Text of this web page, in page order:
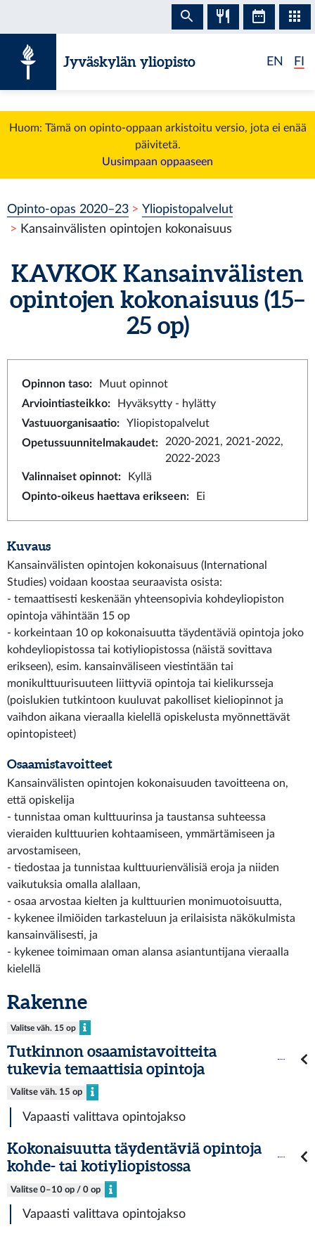
Jyväskylän yliopisto EN FI
Huom: Tämä on opinto-oppaan arkistoitu versio, jota ei enää
päivitetä.
Uusimpaan oppaaseen
Opinto-opas 2020–23
Yliopistopalvelut
Kansainvälisten opintojen kokonaisuus
KAVKOK Kansainvälisten
opintojen kokonaisuus (15–
25 op)
Opinnon taso:
Muut opinnot
Arviointiasteikko:
Hyväksytty - hylätty
Vastuuorganisaatio:
Yliopistopalvelut
Opetussuunnitelmakaudet:
2020-2021, 2021-2022,
2022-2023
Valinnaiset opinnot:
Kyllä
Opinto-oikeus haettava erikseen: Ei
Kuvaus
Kansainvälisten opintojen kokonaisuus (International
Studies) voidaan koostaa seuraavista osista:
- temaattisesti keskenään yhteensopivia kohdeyliopiston
opintoja vähintään 15 op
- korkeintaan 10 op kokonaisuutta täydentäviä opintoja joko
kohdeyliopistossa tai kotiyliopistossa (näistä sovittava
erikseen), esim. kansainväliseen viestintään tai
monikulttuurisuuteen liittyviä opintoja tai kielikursseja
(poislukien tutkintoon kuuluvat pakolliset kieliopinnot ja
vaihdon aikana vieraalla kielellä opiskelusta myönnettävät
opintopisteet)
Osaamistavoitteet
Kansainvälisten opintojen kokonaisuuden tavoitteena on,
että opiskelija
- tunnistaa oman kulttuurinsa ja taustansa suhteessa
vieraiden kulttuurien kohtaamiseen, ymmärtämiseen ja
arvostamiseen,
- tiedostaa ja tunnistaa kulttuurienvälisiä eroja ja niiden
vaikutuksia omalla alallaan,
- osaa arvostaa kielten ja kulttuurien monimuotoisuutta,
- kykenee ilmiöiden tarkasteluun ja erilaisista näkökulmista
kansainvälisesti, ja
- kykenee toimimaan oman alansa asiantuntijana vieraalla
kielellä
Rakenne
Valitse väh. 15 op
Tutkinnon osaamistavoitteita
tukevia temaattisia opintoja
Valitse väh. 15 op
Vapaasti valittava opintojakso
Kokonaisuutta täydentäviä opintoja
kohde- tai kotiyliopistossa
Valitse 0–10 op / 0 op
Vapaasti valittava opintojakso